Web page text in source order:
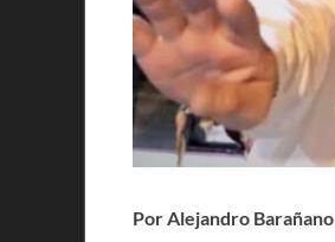
Por Alejandro Barañano